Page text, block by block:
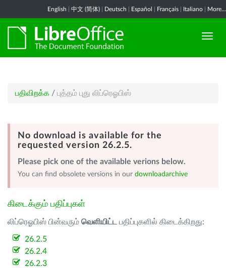
English 中文 (简体) Deutsch Español Français Italiano More...
பதிவிறக்க / புத்தம் புது லிப்ரெஓபிஸ்
No download is available for the
requested version 26.2.5.
Please pick one of the available verions below.
You can find obsolete versions in our downloadarchive
கிடைக்கும் பதிப்புகள்
லிப்ரெஓபிஸ் பின்வரும் வெளியிட்ட பதிப்புகளில் கிடைக்கிறது:
26.2.5
26.2.4
26.2.3